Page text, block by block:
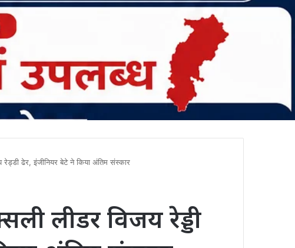
ढेर, इंजीनियर बेटे ने किया अंतिम संस्कार
लीडर विजय रेड्डी